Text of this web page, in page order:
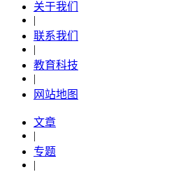
关于我们
|
联系我们
|
教育科技
|
网站地图
文章
|
专题
|